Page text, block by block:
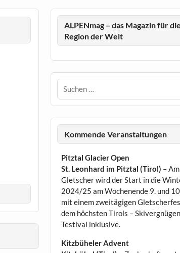
ALPENmag – das Magazin für
Region der Welt
Kommende Veranstaltungen
Pitztal Glacier Open
St. Leonhard im Pitztal (Tirol) –
Gletscher wird der Start in die
2024/25 am Wochenende 9. und
mit einem zweitägigen
dem höchsten Tirols –
Testival inklusive.
Kitzbüheler Advent